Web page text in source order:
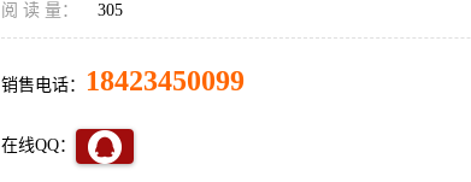
阅 读 量： 305
销售电话： 18423450099
在线QQ：